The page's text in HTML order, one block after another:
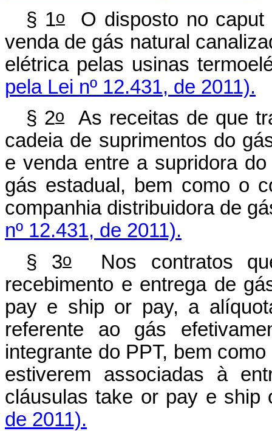
§ 1oO disposto no caput
venda de gás natural
elétrica pelas usinas
pela Lei nº 12.431, de 2011).
§ 2oAs receitas de que
cadeia de suprimentos do
e venda entre a supridora
gás estadual, bem como o
companhia distribuidora de
nº 12.431, de 2011).
§ 3oNos contratos que
recebimento e entrega de
pay e ship or pay, a
referente ao gás
integrante do PPT, bem
estiverem associadas à
cláusulas take or pay e
de 2011).